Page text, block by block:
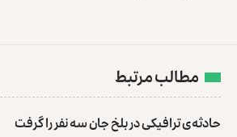
مطالب مرتبط
حادثه‌ی ترافیکی در بلخ جان سه نفر را گرفت